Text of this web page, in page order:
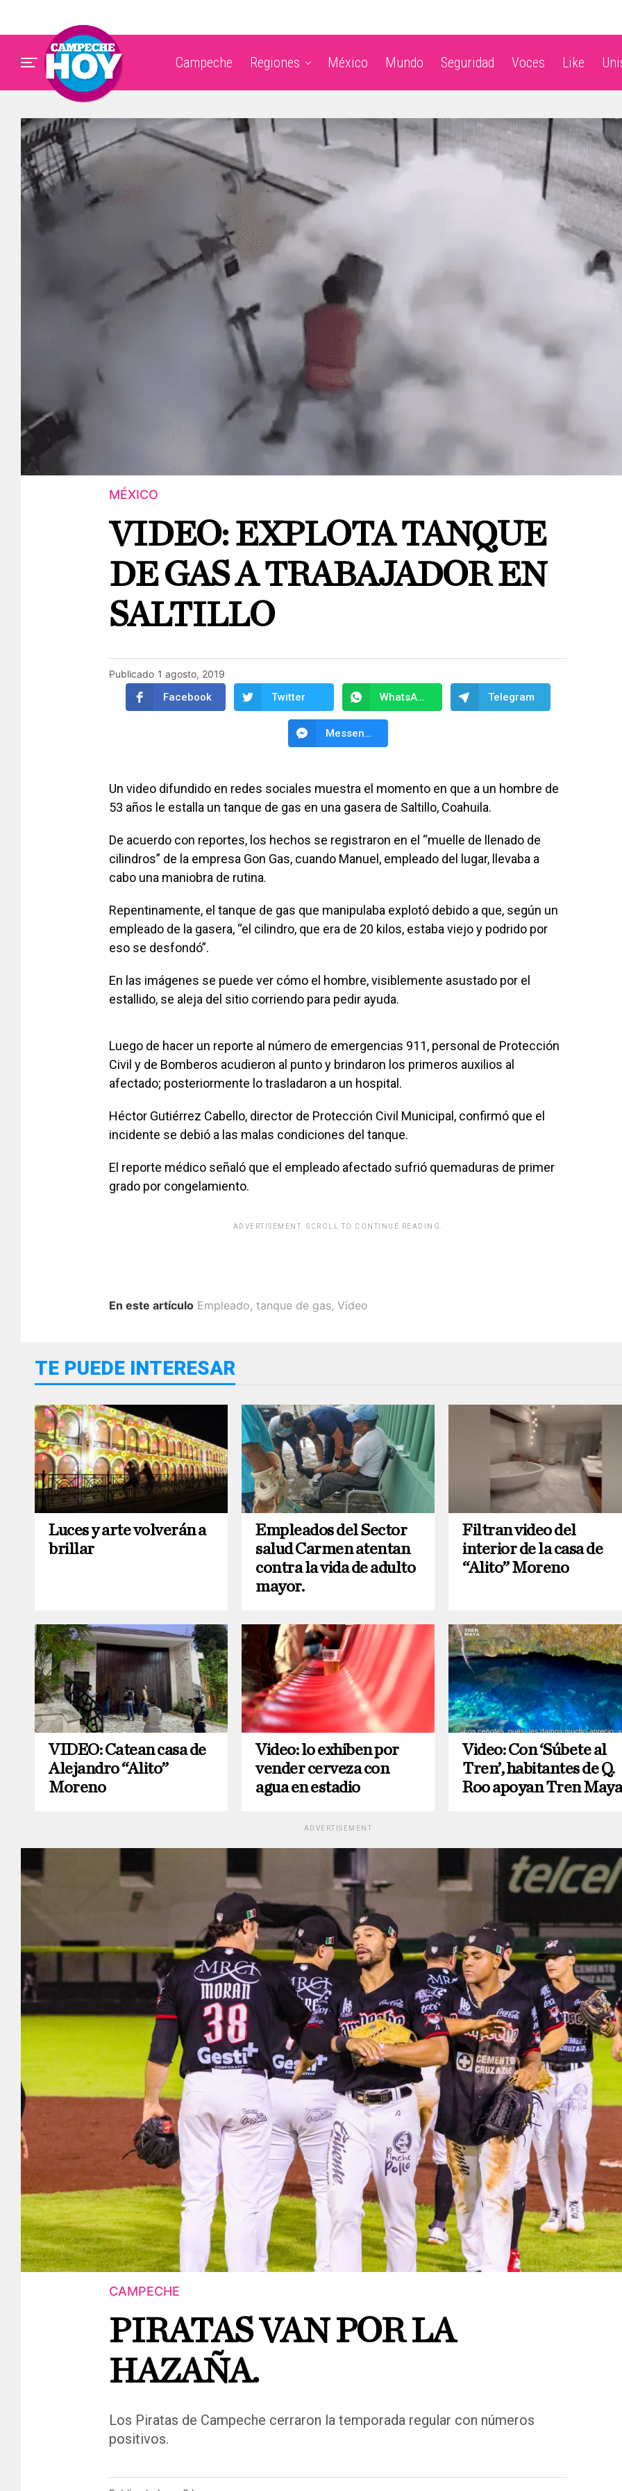
Campeche Regiones México Mundo Seguridad Voces Like
MÉXICO
VIDEO: EXPLOTA TANQUE
DE GAS A TRABAJADOR EN
SALTILLO
Publicado 1 agosto, 2019
Facebook Twitter WhatsApp Telegram
Messenger
Un video difundido en redes sociales muestra el momento en que a un hombre de
53 años le estalla un tanque de gas en una gasera de Saltillo, Coahuila.
De acuerdo con reportes, los hechos se registraron en el “muelle de llenado de
cilindros” de la empresa Gon Gas, cuando Manuel, empleado del lugar, llevaba a
cabo una maniobra de rutina.
Repentinamente, el tanque de gas que manipulaba explotó debido a que, según un
empleado de la gasera, “el cilindro, que era de 20 kilos, estaba viejo y podrido por
eso se desfondó”.
En las imágenes se puede ver cómo el hombre, visiblemente asustado por el
estallido, se aleja del sitio corriendo para pedir ayuda.
Luego de hacer un reporte al número de emergencias 911, personal de Protección
Civil y de Bomberos acudieron al punto y brindaron los primeros auxilios al
afectado; posteriormente lo trasladaron a un hospital.
Héctor Gutiérrez Cabello, director de Protección Civil Municipal, confirmó que el
incidente se debió a las malas condiciones del tanque.
El reporte médico señaló que el empleado afectado sufrió quemaduras de primer
grado por congelamiento.
ADVERTISEMENT. SCROLL TO CONTINUE READING.
En este artículo Empleado, tanque de gas, Vídeo
TE PUEDE INTERESAR
Luces y arte volverán a
brillar
Empleados del Sector
salud Carmen atentan
contra la vida de adulto
mayor.
Filtran video del
interior de la casa de
“Alito” Moreno
VIDEO: Catean casa de
Alejandro “Alito”
Moreno
Video: lo exhiben por
vender cerveza con
agua en estadio
Video: Con ‘Súbete al
Tren’, habitantes de Q.
Roo apoyan Tren Maya
ADVERTISEMENT
CAMPECHE
PIRATAS VAN POR LA
HAZAÑA.
Los Piratas de Campeche cerraron la temporada regular con números
positivos.